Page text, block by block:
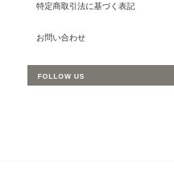
特定商取引法に基づく表記
お問い合わせ
FOLLOW US